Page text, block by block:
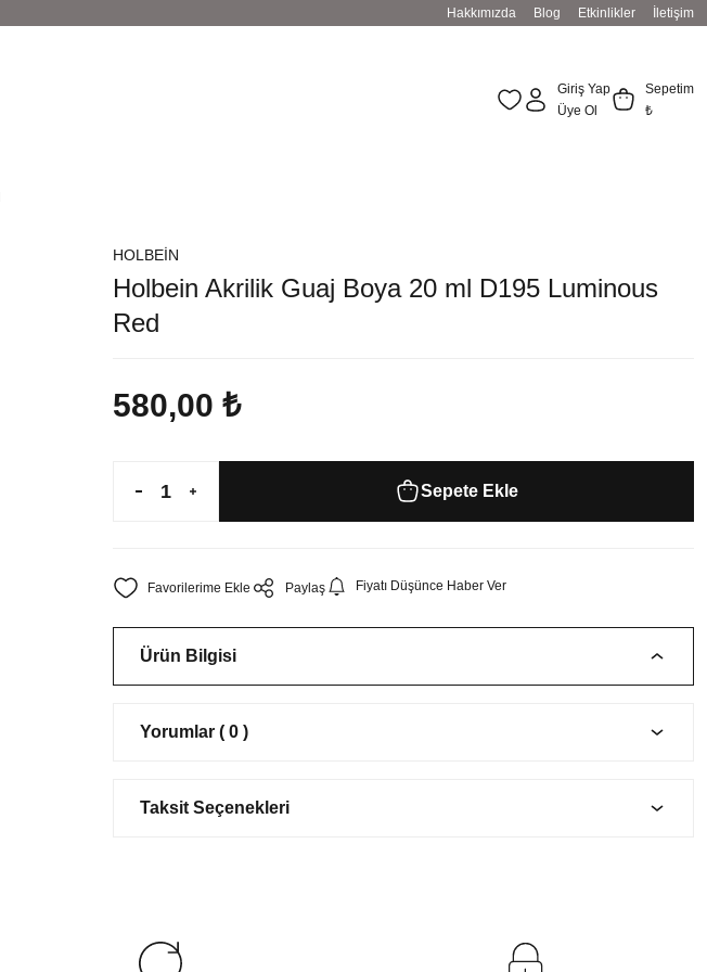
Hakkımızda Blog Etkinlikler İletişim
Giriş Yap
Üye Ol
Sepetim
₺
HOLBEİN
Holbein Akrilik Guaj Boya 20 ml D195 Luminous
Red
580,00 ₺
Sepete Ekle
Paylaş Fiyatı Düşünce Haber Ver
Ürün Bilgisi
Yorumlar ( 0 )
Taksit Seçenekleri